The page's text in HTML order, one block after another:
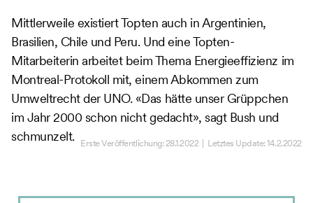
Mittlerweile existiert Topten auch in Argentinien,
Brasilien, Chile und Peru. Und eine Topten-
Mitarbeiterin arbeitet beim Thema Energieeffizienz im
Montreal-Protokoll mit, einem Abkommen zum
Umweltrecht der UNO. «Das hätte unser Grüppchen
im Jahr 2000 schon nicht gedacht», sagt Bush und
schmunzelt. Erste Veröffentlichung:28.1.2022| Letztes Update:14.2.2022